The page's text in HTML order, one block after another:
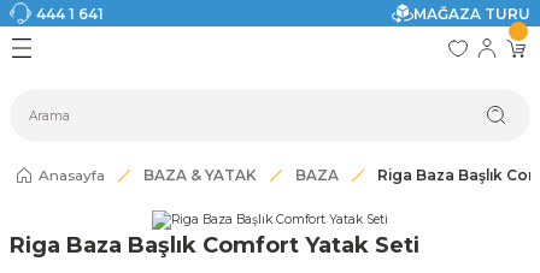
444 1 641
MAĞAZA TURU
Geri Dön
Geri Dön
Geri Dön
Geri Dön
Geri Dön
Geri Dön
Anasayfa BAZA & YATAK BAZA Riga Baza Başlık
Riga Baza Başlık Comfort Yatak Seti